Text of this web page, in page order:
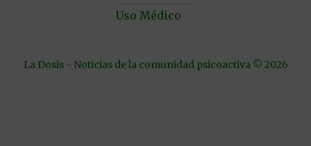
Uso Médico
La Dosis - Noticias de la comunidad psicoactiva © 2026